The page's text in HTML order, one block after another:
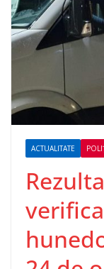
ACTUALITATE